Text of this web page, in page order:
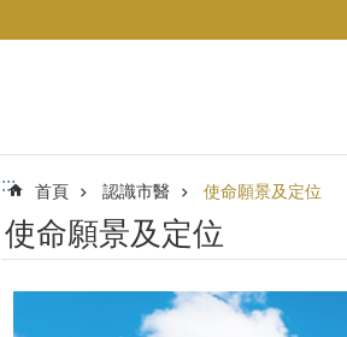
::: 首頁 認識市醫 使命願景及定位
使命願景及定位